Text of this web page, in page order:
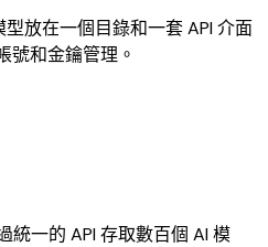
放在一個目錄和一套 API 介面
號和金鑰管理。
統一的 API 存取數百個 AI 模